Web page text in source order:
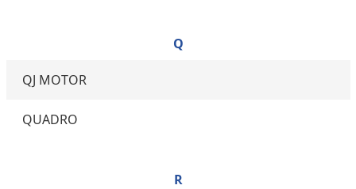
Q
QJ MOTOR
QUADRO
R